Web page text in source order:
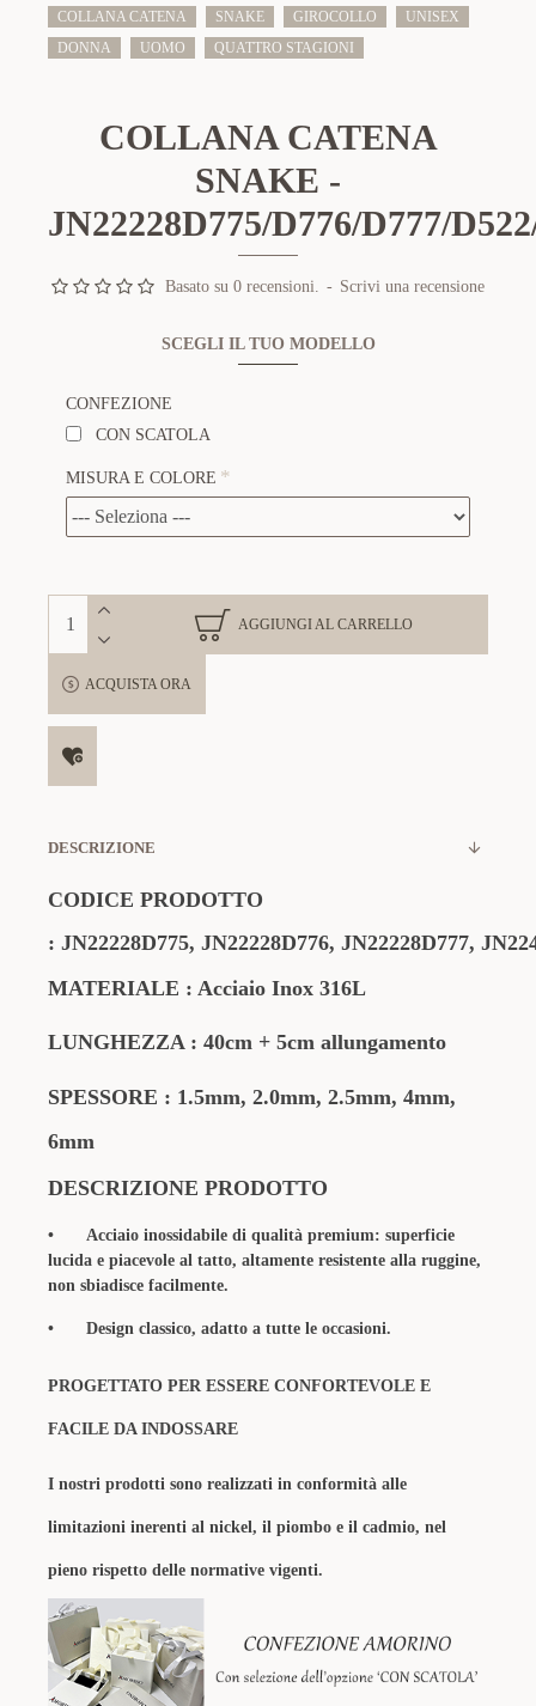
COLLANA CATENA
SNAKE GIROCOLLO
UNISEX
DONNA
UOMO QUATTRO STAGIONI
COLLANA CATENA
SNAKE -
JN22228D775/D776/D777/
Basato su 0 recensioni. - Scrivi una recensione
SCEGLI IL TUO MODELLO
CONFEZIONE
CON SCATOLA
MISURA E COLORE
AGGIUNGI AL CARRELLO
ACQUISTA ORA
DESCRIZIONE
CODICE PRODOTTO
: JN22228D775, JN22228D776, JN22228D777,
MATERIALE : Acciaio Inox 316L
LUNGHEZZA : 40cm + 5cm allungamento
SPESSORE : 1.5mm, 2.0mm, 2.5mm, 4mm,
6mm
DESCRIZIONE PRODOTTO
•
Acciaio inossidabile di qualità premium: superficie
lucida e piacevole al tatto, altamente resistente alla ruggine,
non sbiadisce facilmente.
• Design classico, adatto a tutte le occasioni.
PROGETTATO PER ESSERE CONFORTEVOLE E
FACILE DA INDOSSARE
I nostri prodotti sono realizzati in conformità alle
limitazioni inerenti al nickel, il piombo e il cadmio, nel
pieno rispetto delle normative vigenti.